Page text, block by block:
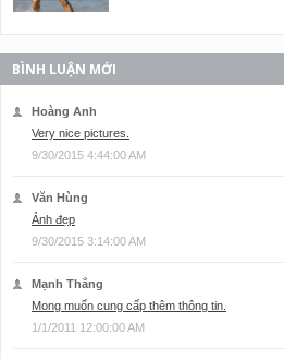
BÌNH LUẬN MỚI
Hoàng Anh
Very nice pictures.
9/30/2015 4:44:00 AM
Văn Hùng
Ảnh đẹp
9/30/2015 3:14:00 AM
Mạnh Thắng
Mong muốn cung cấp thêm thông tin.
1/1/2011 12:00:00 AM